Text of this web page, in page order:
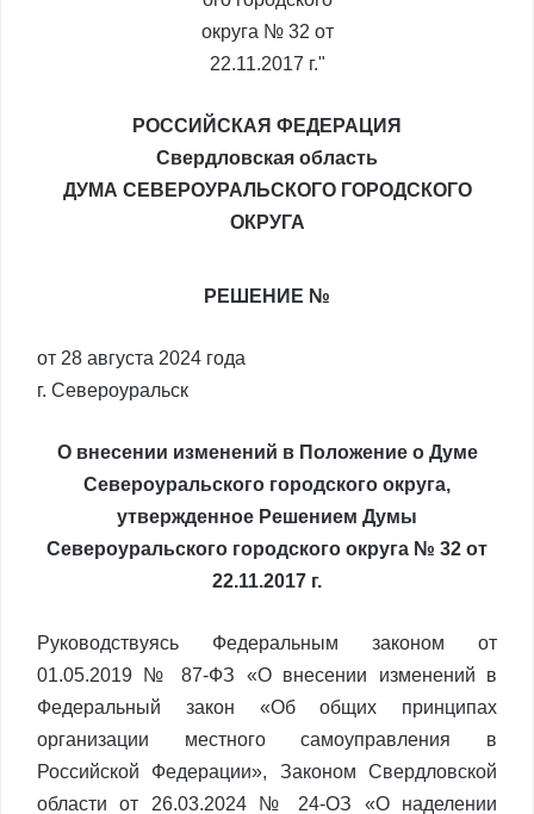
РОССИЙСКАЯ ФЕДЕРАЦИЯ
Свердловская область
ДУМА СЕВЕРОУРАЛЬСКОГО ГОРОДСКОГО
ОКРУГА
РЕШЕНИЕ №
от 28 августа 2024 года
г. Североуральск
О внесении изменений в Положение о Думе
Североуральского городского округа,
утвержденное Решением Думы
Североуральского городского округа № 32 от
22.11.2017 г.
Руководствуясь Федеральным законом от
01.05.2019 № 87-ФЗ «О внесении изменений в
Федеральный закон «Об общих принципах
организации местного самоуправления в
Российской Федерации», Законом Свердловской
области от 26.03.2024 № 24-ОЗ «О наделении